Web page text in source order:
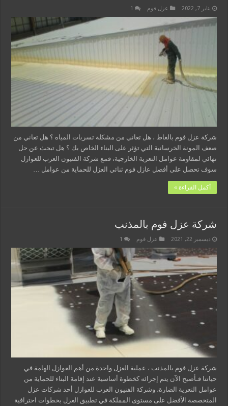
يناير 7, 2022 عزل فوم 1
شركة عزل فوم بالغاط ، هل تعاني من مشكلة تسربات المياه ؟ هل تعاني من
ضعف المونة الخرسانية التي تؤثر على البناء الخاص بك ؟ هل تبحث عن حل
نهائي لمقاومة عوامل التعرية الخارجية، فمع شركة الفنيون العرب للعوازل
سوف تحصل على أفضل عازل فوم ثنائي العزل للحماية من عوامل …
أكمل القراءة »
شركة عزل فوم بالمذنب
ديسمبر 22, 2021 عزل فوم 1
شركة عزل فوم بالمذنب ، عملية العزل واحدة من أهم العوازل الهامة في
حياتنا فـأصبح الآن يتم إجرائه كخطوة أساسية عند إقامة البناء للحماية من
عوامل التعرية الضارة، وشركة الفنيون العرب للعوازل أحد شركات عزل
المتخصصة الأفضل على مستوى المملكة في تطبيق العزل بخطوات احترافية